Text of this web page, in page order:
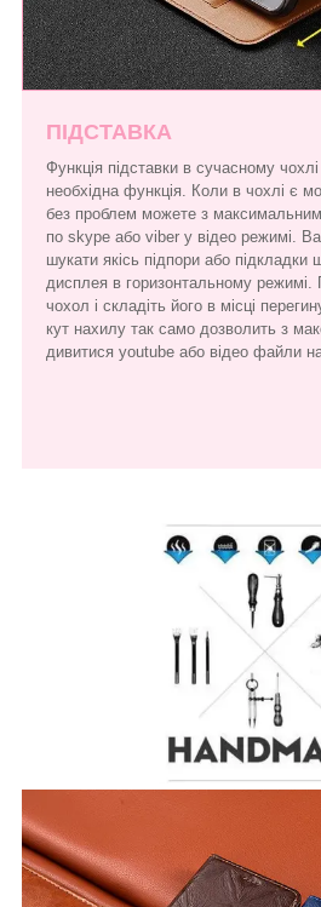
ПІДСТАВКА
Функція підставки в сучасному
необхідна функція. Коли в чохлі є
без проблем можете з
по skype або viber у відео режимі.
шукати якісь підпори або підкладки
дисплея в горизонтальному режимі.
чохол і складіть його в місці
кут нахилу так само дозволить з
дивитися youtube або відео файли